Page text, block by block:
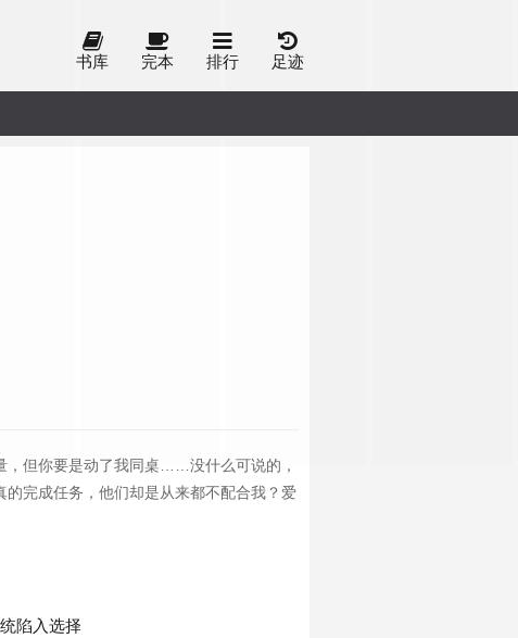
书库 完本 排行 足迹
，但你要是动了我同桌……没什么可说的，
完成任务，他们却是从来都不配合我？爱
陷入选择